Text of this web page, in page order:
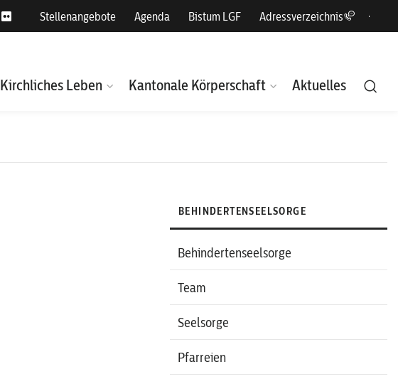
Stellenangebote Agenda Bistum LGF Adressverzeichnis
Kirchliches Leben Kantonale Körperschaft Aktuelles
BEHINDERTENSEELSORGE
Behindertenseelsorge
Team
Seelsorge
Pfarreien